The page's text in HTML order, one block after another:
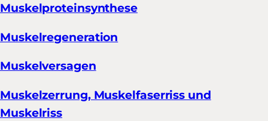
Muskelproteinsynthese
Muskelregeneration
Muskelversagen
Muskelzerrung, Muskelfaserriss und
Muskelriss